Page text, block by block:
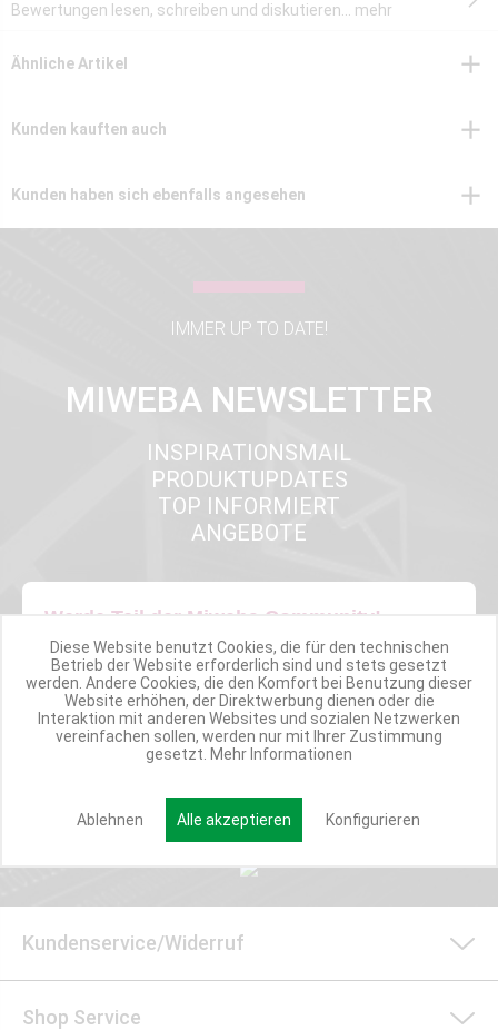
Bewertungen lesen, schreiben und diskutieren... mehr
Ähnliche Artikel
Kunden kauften auch
Kunden haben sich ebenfalls angesehen
IMMER UP TO DATE!
MIWEBA NEWSLETTER
INSPIRATIONSMAIL
PRODUKTUPDATES
TOP INFORMIERT
ANGEBOTE
Werde Teil der Miweba Community!
Verpasse nie wieder exklusive Newsletter-Rabatte und Aktionen
E-MAIL*
Anmelden
Kundenservice/Widerruf
Shop Service
Diese Website benutzt Cookies, die für den technischen
Betrieb der Website erforderlich sind und stets gesetzt
werden. Andere Cookies, die den Komfort bei Benutzung dieser
Website erhöhen, der Direktwerbung dienen oder die
Interaktion mit anderen Websites und sozialen Netzwerken
vereinfachen sollen, werden nur mit Ihrer Zustimmung
gesetzt. Mehr Informationen
Ablehnen Alle akzeptieren Konfigurieren